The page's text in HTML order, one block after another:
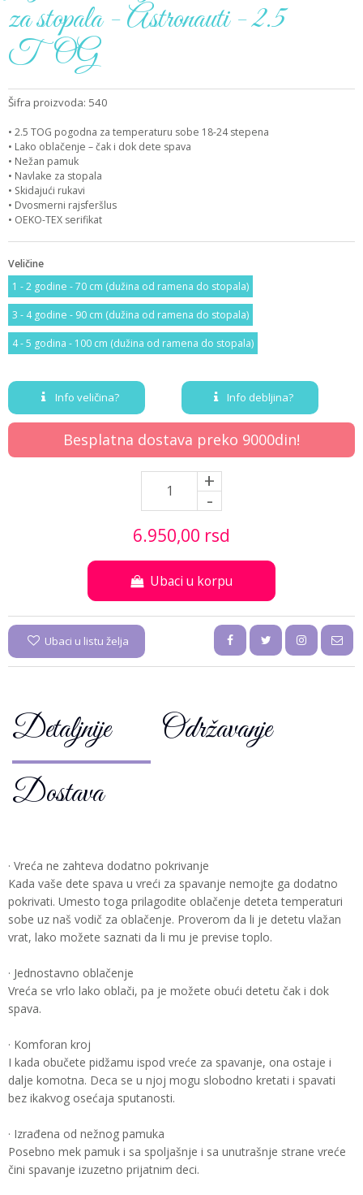
za stopala - Astronauti - 2.5
TOG
Šifra proizvoda: 540
• 2.5 TOG pogodna za temperaturu sobe 18-24 stepena
• Lako oblačenje – čak i dok dete spava
• Nežan pamuk
• Navlake za stopala
• Skidajući rukavi
• Dvosmerni rajsferšlus
• OEKO-TEX serifikat
Veličine
1 - 2 godine - 70 cm (dužina od ramena do stopala)
3 - 4 godine - 90 cm (dužina od ramena do stopala)
4 - 5 godina - 100 cm (dužina od ramena do stopala)
Info veličina? Info debljina?
Besplatna dostava preko 9000din!
+
-
6.950,00 rsd
Ubaci u korpu
Ubaci u listu želja
Detaljnije
Održavanje
Dostava
· Vreća ne zahteva dodatno pokrivanje
Kada vaše dete spava u vreći za spavanje nemojte ga dodatno
pokrivati. Umesto toga prilagodite oblačenje deteta temperaturi
sobe uz naš vodič za oblačenje. Proverom da li je detetu vlažan
vrat, lako možete saznati da li mu je previse toplo.
· Jednostavno oblačenje
Vreća se vrlo lako oblači, pa je možete obući detetu čak i dok
spava.
· Komforan kroj
I kada obučete pidžamu ispod vreće za spavanje, ona ostaje i
dalje komotna. Deca se u njoj mogu slobodno kretati i spavati
bez ikakvog osećaja sputanosti.
· Izrađena od nežnog pamuka
Posebno mek pamuk i sa spoljašnje i sa unutrašnje strane vreće
čini spavanje izuzetno prijatnim deci.